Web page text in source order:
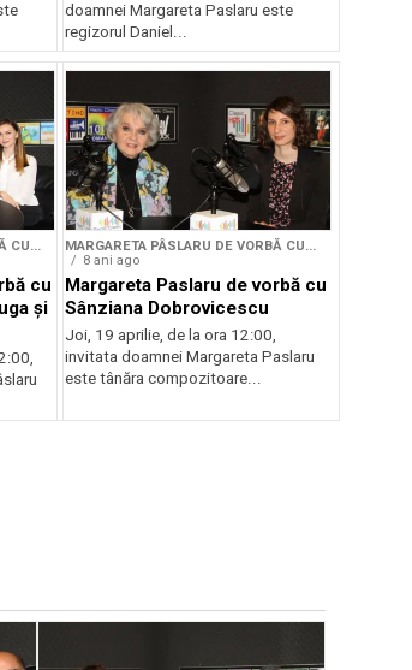
doamnei Margareta Paslaru este
regizorul Daniel...
CU...
cu
și
MARGARETA PÂSLARU DE VORBĂ CU...
8 ani ago
Margareta Paslaru de vorbă cu
Sânziana Dobrovicescu
Joi, 19 aprilie, de la ora 12:00,
invitata doamnei Margareta Paslaru
este tânăra compozitoare...